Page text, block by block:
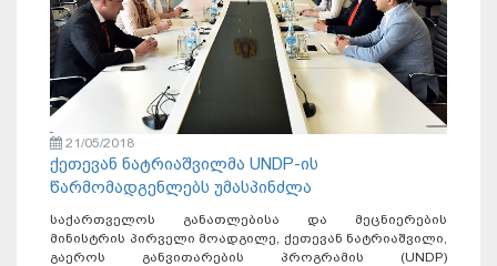
21/05/2018
ქეთევან ნატრიაშვილმა UNDP-ის
წარმომადგენლებს უმასპინძლა
საქართველოს განათლებისა და მეცნიერების
მინისტრის პირველი მოადგილე, ქეთევან ნატრიაშვილი,
გაეროს განვითარების პროგრამის (UNDP)